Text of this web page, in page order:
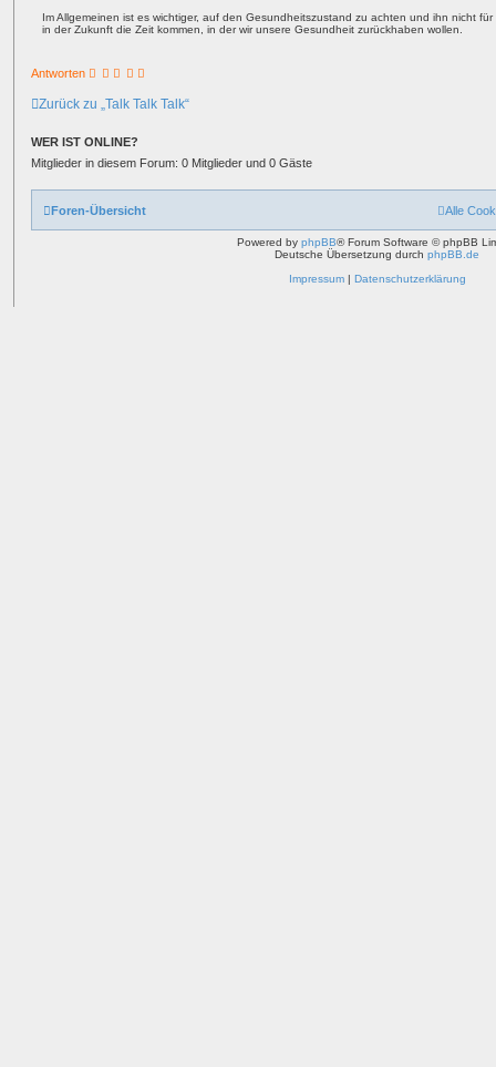
Im Allgemeinen ist es wichtiger, auf den Gesundheitszustand zu achten und ihn nicht
in der Zukunft die Zeit kommen, in der wir unsere Gesundheit zurückhaben wollen.
Antworten
Zurück zu „Talk Talk Talk“
WER IST ONLINE?
Mitglieder in diesem Forum: 0 Mitglieder und 0 Gäste
Foren-Übersicht Alle
Powered by phpBB® Forum Software © phpBB
Deutsche Übersetzung durch phpBB.de
Impressum| Datenschutzerklärung